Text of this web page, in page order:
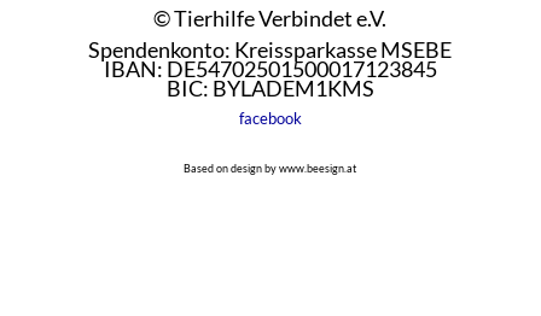
© Tierhilfe Verbindet e.V.
Spendenkonto: Kreissparkasse MSEBE
IBAN: DE54702501500017123845
BIC: BYLADEM1KMS
facebook
Based on design by www.beesign.at